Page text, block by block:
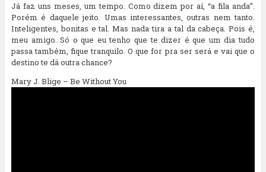
Já faz uns meses, um tempo. Como dizem por aí, “a fila anda”.
Porém é daquele jeito. Umas interessantes, outras nem tanto.
Inteligentes, bonitas e tal. Mas nada tira a tal da cabeça. Pois é,
meu amigo. Só o que eu tenho que te dizer é que um dia tudo
passa também, fique tranquilo. O que for pra ser será e vai que o
destino te dá outra chance?
Mary J. Blige – Be Without You